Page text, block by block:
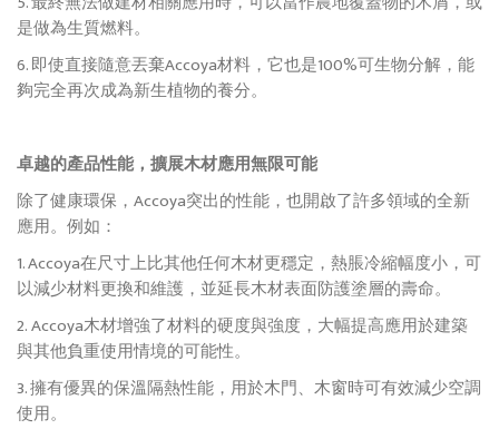
是做為生質燃料。
6. 即使直接隨意丟棄Accoya材料，它也是100%可生物分解，能
夠完全再次成為新生植物的養分。
卓越的產品性能，擴展木材應用無限可能
除了健康環保，Accoya突出的性能，也開啟了許多領域的全新
應用。例如：
1. Accoya在尺寸上比其他任何木材更穩定，熱脹冷縮幅度小，可
以減少材料更換和維護，並延長木材表面防護塗層的壽命。
2.Accoya木材增強了材料的硬度與強度，大幅提高應用於建築
與其他負重使用情境的可能性。
3. 擁有優異的保溫隔熱性能，用於木門、木窗時可有效減少空調
使用。